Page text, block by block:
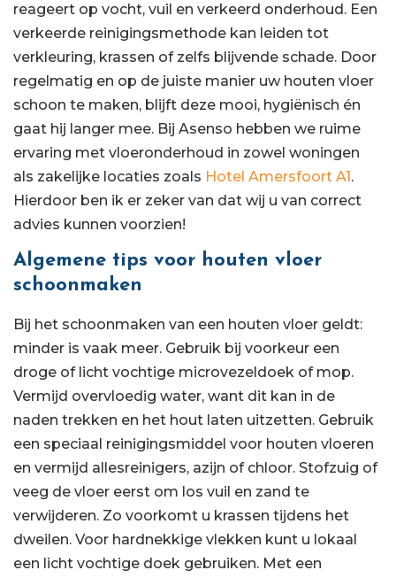
reageert op vocht, vuil en verkeerd onderhoud. Een
verkeerde reinigingsmethode kan leiden tot
verkleuring, krassen of zelfs blijvende schade. Door
regelmatig en op de juiste manier uw houten vloer
schoon te maken, blijft deze mooi, hygiënisch én
gaat hij langer mee. Bij Asenso hebben we ruime
ervaring met vloeronderhoud in zowel woningen
als zakelijke locaties zoals Hotel Amersfoort A1.
Hierdoor ben ik er zeker van dat wij u van correct
advies kunnen voorzien!
Algemene tips voor houten vloer
schoonmaken
Bij het schoonmaken van een houten vloer geldt:
minder is vaak meer. Gebruik bij voorkeur een
droge of licht vochtige microvezeldoek of mop.
Vermijd overvloedig water, want dit kan in de
naden trekken en het hout laten uitzetten. Gebruik
een speciaal reinigingsmiddel voor houten vloeren
en vermijd allesreinigers, azijn of chloor. Stofzuig of
veeg de vloer eerst om los vuil en zand te
verwijderen. Zo voorkomt u krassen tijdens het
dweilen. Voor hardnekkige vlekken kunt u lokaal
een licht vochtige doek gebruiken. Met een